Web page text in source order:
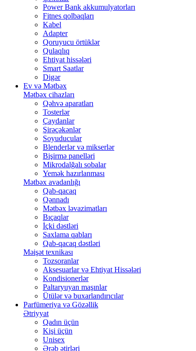
Power Bank akkumulyatorları
Fitnes qolbaqları
Kabel
Adapter
Qoruyucu örtüklər
Qulaqlıq
Ehtiyat hissələri
Smart Saatlar
Digər
Ev və Mətbəx
Mətbəx cihazları
Qəhvə aparatları
Tosterlər
Çaydanlar
Şirəçəkənlər
Soyuducular
Blenderlər və mikserlər
Bişirmə panelləri
Mikrodalğalı sobalar
Yemək hazırlanması
Mətbəx avadanlığı
Qab-qacaq
Qənnadı
Mətbəx ləvazimatları
Bıçaqlar
İçki dəstləri
Saxlama qabları
Qab-qacaq dəstləri
Məişət texnikası
Tozsoranlar
Aksesuarlar və Ehtiyat Hissələri
Kondisionerlər
Paltaryuyan maşınlar
Ütülər və buxarlandırıcılar
Parfümeriya və Gözəllik
Ətriyyat
Qadın üçün
Kişi üçün
Unisex
Ərəb ətirləri